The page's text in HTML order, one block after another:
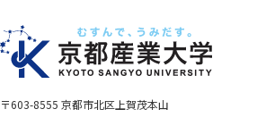
〒603-8555 京都市北区上賀茂本山